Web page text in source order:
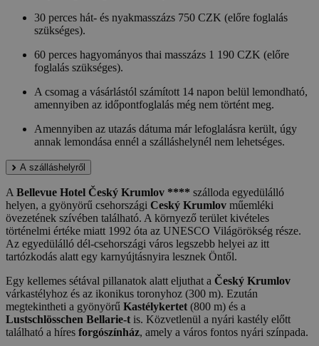
30 perces hát- és nyakmasszázs 750 CZK (előre foglalás
szükséges).
60 perces hagyományos thai masszázs 1 190 CZK (előre
foglalás szükséges).
A csomag a vásárlástól számított 14 napon belül lemondható,
amennyiben az időpontfoglalás még nem történt meg.
Amennyiben az utazás dátuma már lefoglalásra került, úgy
annak lemondása ennél a szálláshelynél nem lehetséges.
A szálláshelyről
A Bellevue Hotel Český Krumlov **** szálloda egyedülálló
helyen, a gyönyörű csehországi Ceský Krumlov műemléki
övezetének szívében található. A környező terület kivételes
történelmi értéke miatt 1992 óta az UNESCO Világörökség része.
Az egyedülálló dél-csehországi város legszebb helyei az itt
tartózkodás alatt egy karnyújtásnyira lesznek Öntől.
Egy kellemes sétával pillanatok alatt eljuthat a Český Krumlov
várkastélyhoz és az ikonikus toronyhoz (300 m). Ezután
megtekintheti a gyönyörű Kastélykertet (800 m) és a
Lustschlösschen Bellarie-t is. Közvetlenül a nyári kastély előtt
található a híres forgószínház, amely a város fontos nyári színpada.